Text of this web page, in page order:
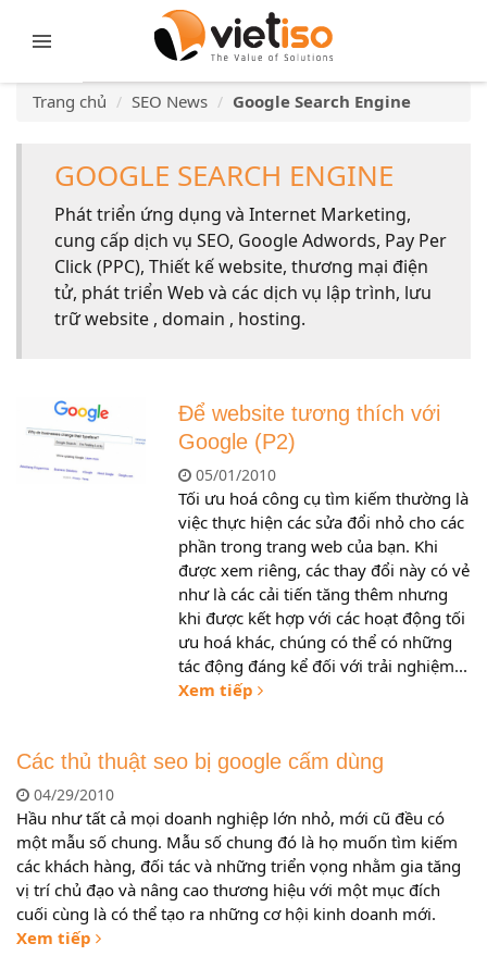
Trang chủ SEO News Google Search Engine
GOOGLE SEARCH ENGINE
Phát triển ứng dụng và Internet Marketing,
cung cấp dịch vụ SEO, Google Adwords, Pay Per
Click (PPC), Thiết kế website, thương mại điện
tử, phát triển Web và các dịch vụ lập trình, lưu
trữ website , domain , hosting.
Để website tương thích với
Google (P2)
05/01/2010
Tối ưu hoá công cụ tìm kiếm thường là
việc thực hiện các sửa đổi nhỏ cho các
phần trong trang web của bạn. Khi
được xem riêng, các thay đổi này có vẻ
như là các cải tiến tăng thêm nhưng
khi được kết hợp với các hoạt động tối
ưu hoá khác, chúng có thể có những
tác động đáng kể đối với trải nghiệm...
Xem tiếp
Các thủ thuật seo bị google cấm dùng
04/29/2010
Hầu như tất cả mọi doanh nghiệp lớn nhỏ, mới cũ đều có
một mẫu số chung. Mẫu số chung đó là họ muốn tìm kiếm
các khách hàng, đối tác và những triển vọng nhằm gia tăng
vị trí chủ đạo và nâng cao thương hiệu với một mục đích
cuối cùng là có thể tạo ra những cơ hội kinh doanh mới.
Xem tiếp